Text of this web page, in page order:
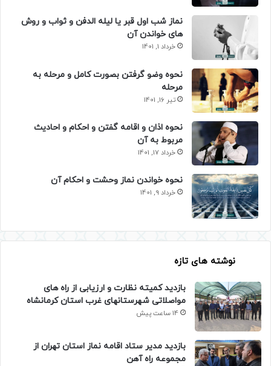
نماز شب اول قبر یا لیله الدفن و ثواب و روش
های خواندن آن
خرداد 1, 1401
نحوه وضو گرفتن بصورت کامل و مرحله به
مرحله
تیر 16, 1401
نحوه اذان و اقامه گفتن و احکام و احادیث
مربوط به آن
خرداد 17, 1401
نحوه خواندن نماز وحشت و احکام آن
خرداد 9, 1401
نوشته های تازه
بازدید کمیته نظارت و ارزیابی از راه های
مواصلاتی شهرستانهای غرب استان کرمانشاه
14 ساعت پیش
بازدید مدیر ستاد اقامه نماز استان تهران از
مجموعه راه آهن